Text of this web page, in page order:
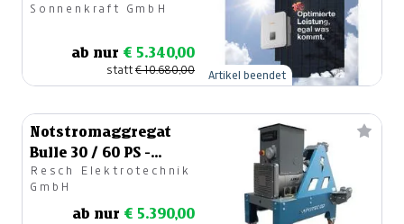
Sonnenkraft GmbH
ab nur € 5.340,00
statt€ 10.680,00 Artikel beendet
Notstromaggregat
Bulle 30 / 60 PS -
Zapfwellengenerator
Resch Elektrotechnik
GmbH
ab nur € 5.390,00